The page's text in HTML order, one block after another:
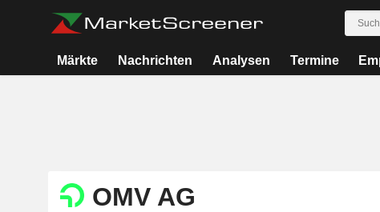
Märkte Nachrichten Analysen Termine
OMV AG